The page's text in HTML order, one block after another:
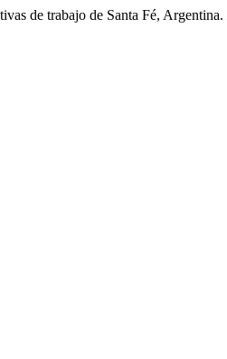
de trabajo de Santa Fé, Argentina.